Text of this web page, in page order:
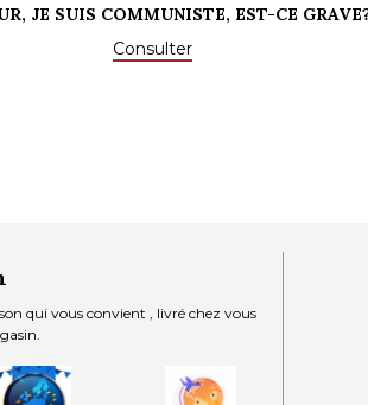
JE SUIS COMMUNISTE, EST-CE
Consulter
qui vous convient , livré chez vous